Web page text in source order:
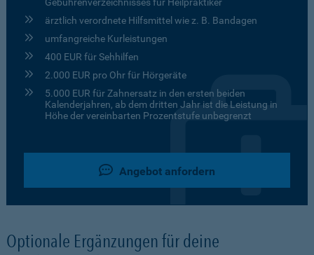
ärztlich verordnete Hilfsmittel wie z. B. Bandagen
umfangreiche Kurleistungen
400 EUR für Sehhilfen
2.000 EUR pro Ohr für Hörgeräte
5.000 EUR für Zahnersatz in den ersten beiden
Kalenderjahren, ab dem dritten Jahr ist die Leistung in
Höhe der vereinbarten Prozentstufe unbegrenzt
Angebot anfordern
Optionale Ergänzungen für deine